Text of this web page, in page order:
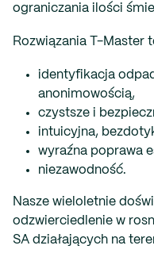
ograniczania ilości
Rozwiązania T-Master
identyfikacja
anonimowością,
czystsze i
intuicyjna,
wyraźna poprawa
niezawodność.
Nasze wieloletnie
odzwierciedlenie w
SA działających na